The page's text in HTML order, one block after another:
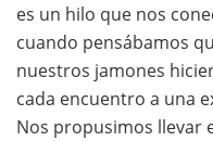
es un hilo que nos
cuando pensábamos
nuestros jamones
cada encuentro a una
Nos propusimos llevar